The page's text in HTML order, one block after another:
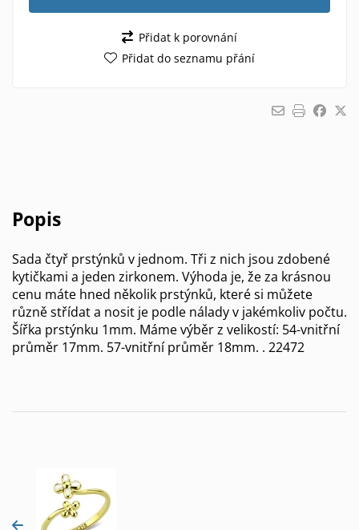
Přidat k porovnání
Přidat do seznamu přání
Popis
Sada čtyř prstýnků v jednom. Tři z nich jsou zdobené
kytičkami a jeden zirkonem. Výhoda je, že za krásnou
cenu máte hned několik prstýnků, které si můžete
různě střídat a nosit je podle nálady v jakémkoliv počtu.
Šířka prstýnku 1mm. Máme výběr z velikostí: 54-vnitřní
průměr 17mm. 57-vnitřní průměr 18mm. . 22472